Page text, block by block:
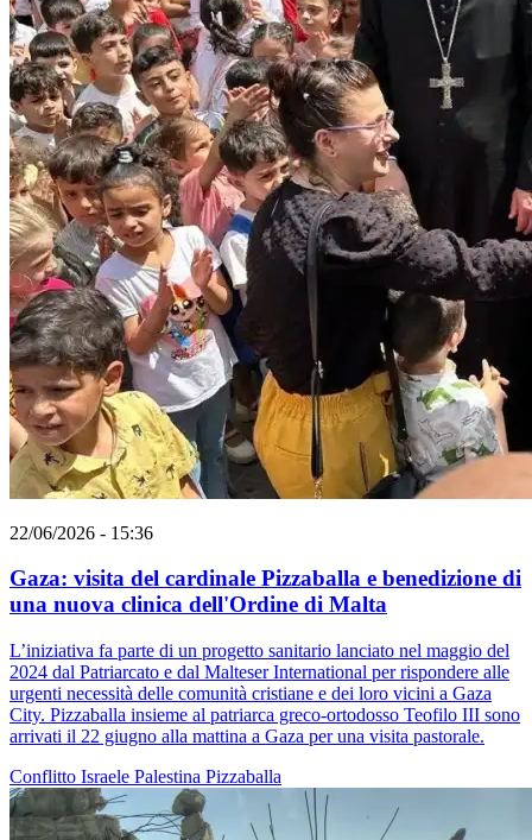
22/06/2026 - 15:36
Gaza: visita del cardinale Pizzaballa e benedizione di
una nuova clinica dell'Ordine di Malta
L’iniziativa fa parte di un progetto sanitario lanciato nel maggio del
2024 dal Patriarcato e dal Malteser International per rispondere alle
urgenti necessità delle comunità cristiane e dei loro vicini a Gaza
City. Pizzaballa insieme al patriarca greco-ortodosso Teofilo III sono
arrivati il 22 giugno alla mattina a Gaza per una visita pastorale.
Conflitto Israele Palestina Pizzaballa